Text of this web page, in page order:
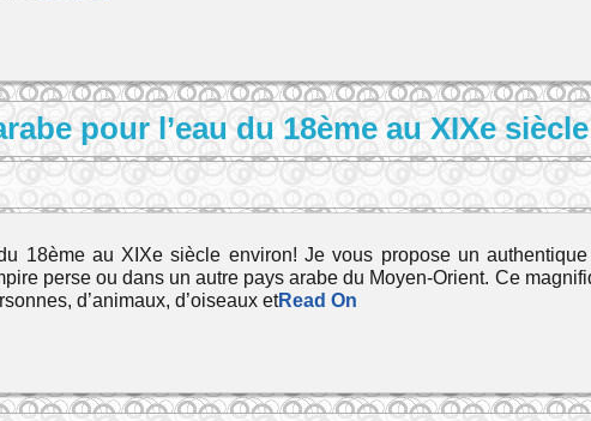
pour l’eau du 18ème au XIXe siècle
18ème au XIXe siècle environ! Je vous propose un
perse ou dans un autre pays arabe du Moyen-Orient. Ce
d’animaux, d’oiseaux etRead On